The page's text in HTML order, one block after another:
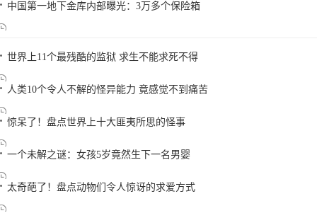
中国第一地下金库内部曝光：3万多个保险箱
世界上11个最残酷的监狱 求生不能求死不得
人类10个令人不解的怪异能力 竟感觉不到痛苦
惊呆了！盘点世界上十大匪夷所思的怪事
一个未解之谜：女孩5岁竟然生下一名男婴
太奇葩了！盘点动物们令人惊讶的求爱方式